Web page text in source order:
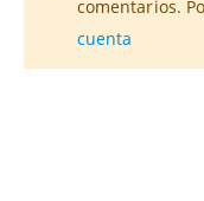
comentarios.
cuenta